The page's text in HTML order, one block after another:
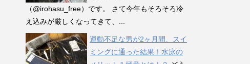
（@irohasu_free）です。 さて今年もそろそろ冷
え込みが厳しくなってきて、...
運動不足な男が2ヶ月間、スイ
ミングに通った結果！水泳の